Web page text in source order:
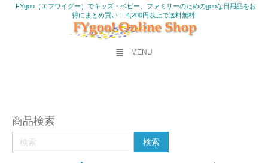
FYgoo（エフワイグー）でキッズ・ベビー、ファミリーのためのgooな日用品をお
得にまとめ買い！ 4,200円以上で送料無料!
MENU
商品検索